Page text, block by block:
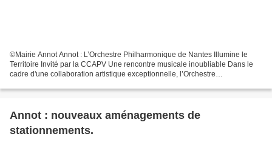
©Mairie Annot Annot : L’Orchestre Philharmonique de Nantes Illumine le
Territoire Invité par la CCAPV Une rencontre musicale inoubliable Dans le
cadre d'une collaboration artistique exceptionnelle, l’Orchestre
Annot : nouveaux aménagements de
stationnements.